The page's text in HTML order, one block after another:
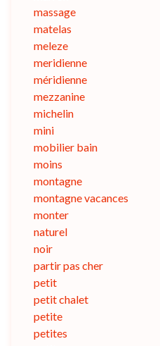
massage
matelas
meleze
meridienne
méridienne
mezzanine
michelin
mini
mobilier bain
moins
montagne
montagne vacances
monter
naturel
noir
partir pas cher
petit
petit chalet
petite
petites